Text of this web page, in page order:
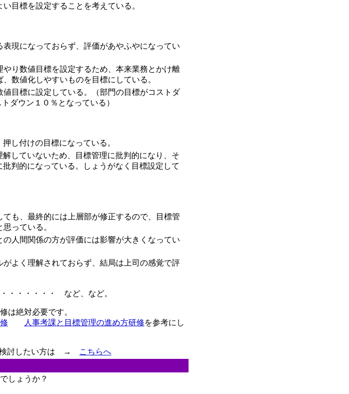
目標を設定することを考えている。
現になっておらず、評価があやふやになってい
り数値目標を設定するため、本来業務とかけ離
数値化しやすいものを目標にしている。
目標に設定している。（部門の目標がコストダ
ダウン１０％となっている）
し付けの目標になっている。
解していないため、目標管理に批判的になり、そ
判的になっている。しょうがなく目標設定して
も、最終的には上層部が修正するので、目標管
っている。
人間関係の方が評価には影響が大きくなってい
よく理解されておらず、結局は上司の感覚で評
・・・・・・・ など、など。
は絶対必要です。
人事考課と目標管理の進め方研修を参考にし
検討したい方は →
こちらへ
しょうか？